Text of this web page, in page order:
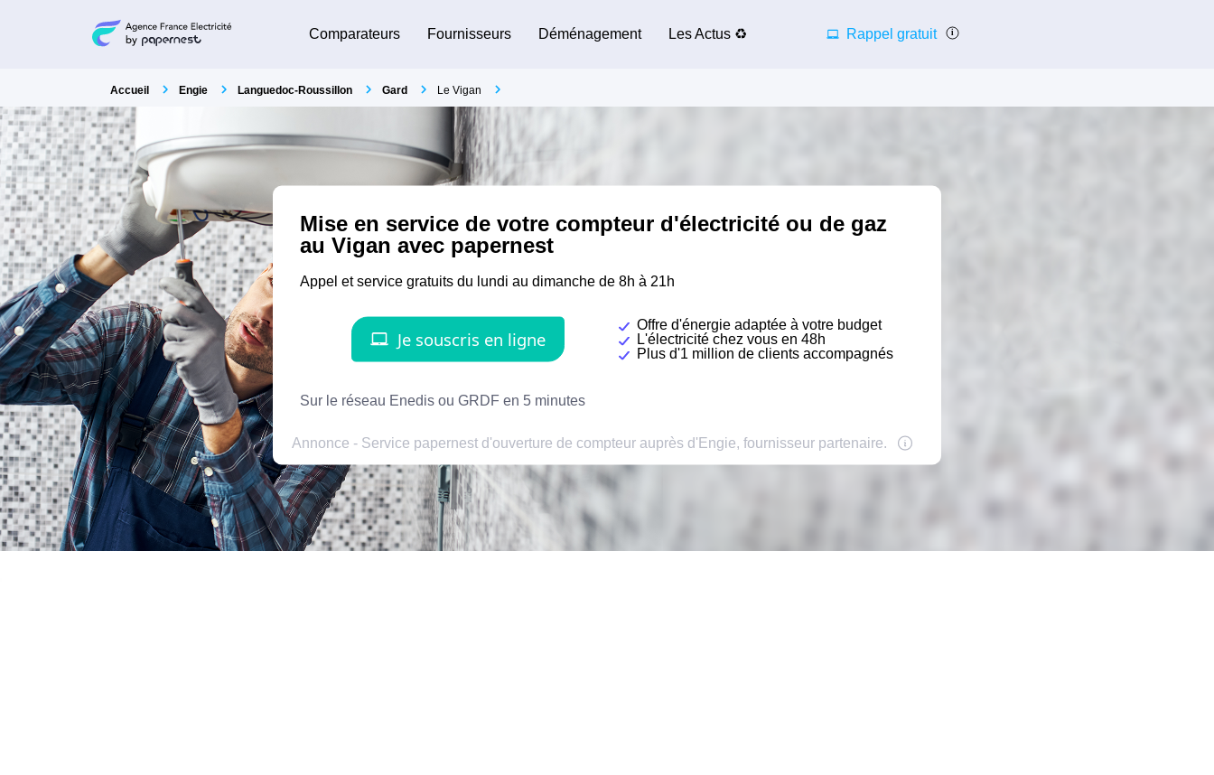
Comparateurs Fournisseurs Déménagement Les Actus ♻️ Rappel gratuit
Accueil Engie Languedoc-Roussillon Gard Le Vigan